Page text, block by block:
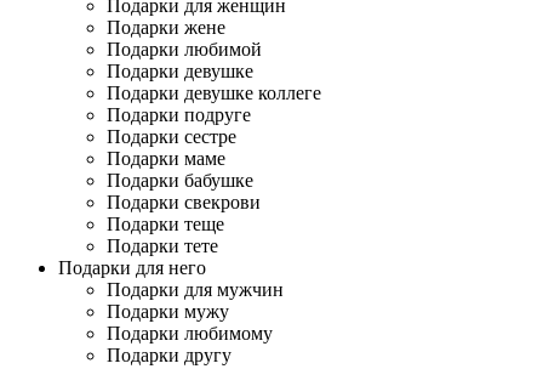
Подарки для женщин
Подарки жене
Подарки любимой
Подарки девушке
Подарки девушке коллеге
Подарки подруге
Подарки сестре
Подарки маме
Подарки бабушке
Подарки свекрови
Подарки теще
Подарки тете
Подарки для него
Подарки для мужчин
Подарки мужу
Подарки любимому
Подарки другу